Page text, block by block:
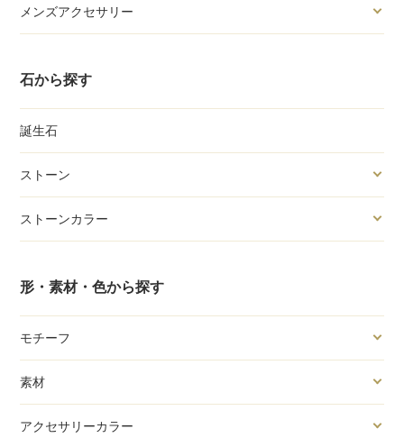
メンズアクセサリー
石から探す
誕生石
ストーン
ストーンカラー
形・素材・色から探す
モチーフ
素材
アクセサリーカラー